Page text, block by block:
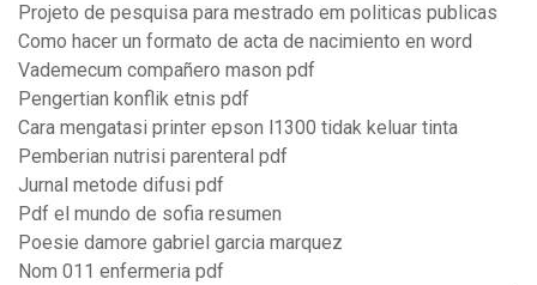
Projeto de pesquisa para mestrado em politicas publicas
Como hacer un formato de acta de nacimiento en word
Vademecum compañero mason pdf
Pengertian konflik etnis pdf
Cara mengatasi printer epson l1300 tidak keluar tinta
Pemberian nutrisi parenteral pdf
Jurnal metode difusi pdf
Pdf el mundo de sofia resumen
Poesie damore gabriel garcia marquez
Nom 011 enfermeria pdf